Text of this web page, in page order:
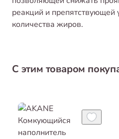
реакций и препятствующей
количества жиров.
С этим товаром